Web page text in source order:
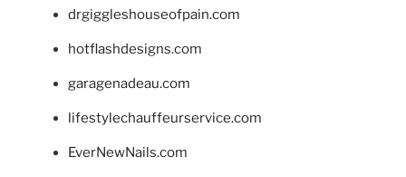
drgiggleshouseofpain.com
hotflashdesigns.com
garagenadeau.com
lifestylechauffeurservice.com
EverNewNails.com